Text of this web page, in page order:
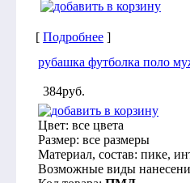
[ Подробнее ]
рубашка футболка поло
384руб.
Цвет: все цвета
Размер: все размеры
Материал, состав: пике,
Возможные виды